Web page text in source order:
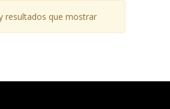
resultados que mostrar